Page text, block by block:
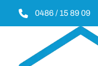
Aller au contenu principal
0486 / 15 89 09